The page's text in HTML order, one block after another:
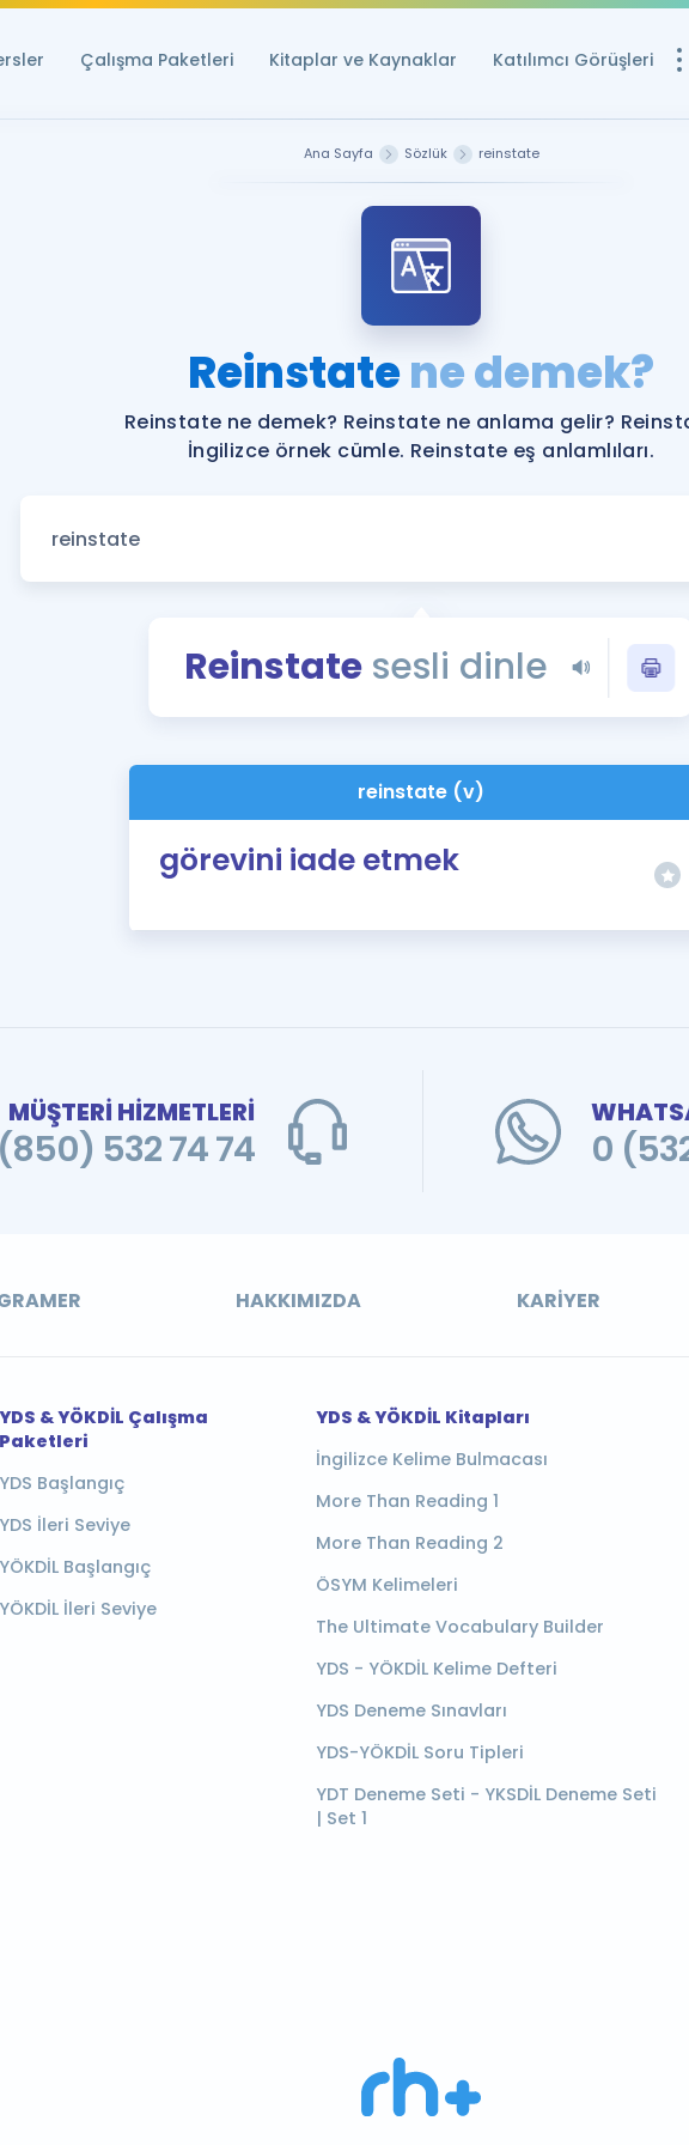
Çalışma Paketleri Kitaplar ve Kaynaklar Katılımcı Görüşleri
YDS ve YÖKDİL
YDS ve YÖKDİL'e
Tüm ÖSYM
YDS - YÖKDİL
İngilizce Gramer
Ana Sayfa Sözlük reinstate
Reinstatene demek?
Reinstate ne demek? Reinstate ne anlama gelir?
İngilizce örnek cümle. Reinstate eş anlamlıları.
Reinstate sesli dinle
reinstate (v)
görevini iade etmek
MÜŞTERİ HİZMETLERİ
532 74 74 0
HAKKIMIZDA KARIYER
YDS & YÖKDİL Çalışma
Paketleri
YDS Başlangıç
YDS İleri Seviye
YÖKDİL Başlangıç
YÖKDİL İleri Seviye
YDS & YÖKDİL Kitapları
İngilizce Kelime Bulmacası
More Than Reading 1
More Than Reading 2
ÖSYM Kelimeleri
The Ultimate Vocabulary Builder
YDS - YÖKDİL Kelime Defteri
YDS Deneme Sınavları
YDS-YÖKDİL Soru Tipleri
YDT Deneme Seti - YKSDİL Deneme Seti
| Set 1